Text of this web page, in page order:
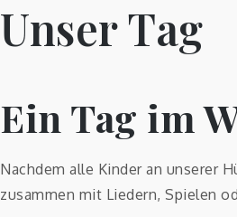
Unser Tag
Ein Tag im
Nachdem alle Kinder an unserer
zusammen mit Liedern, Spielen